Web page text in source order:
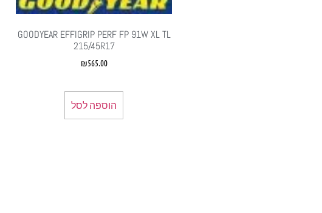
‏GOODYEAR EFFIGRIP PERF FP 91W XL TL
215/45R17
₪565.00
הוספה לסל